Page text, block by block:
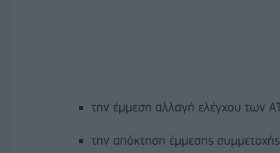
την έμμεση αλλαγή ελέγχου των
την απόκτηση έμμεσης